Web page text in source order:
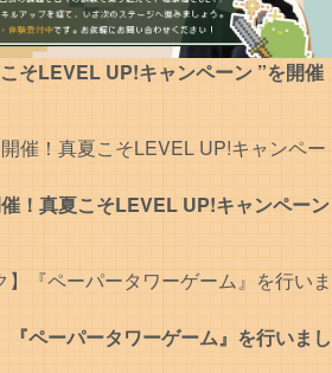
こそLEVEL UP!キャンペーン ”を開催
催！真夏こそLEVEL UP!キャンペーン
『ペーパータワーゲーム』を行いまし